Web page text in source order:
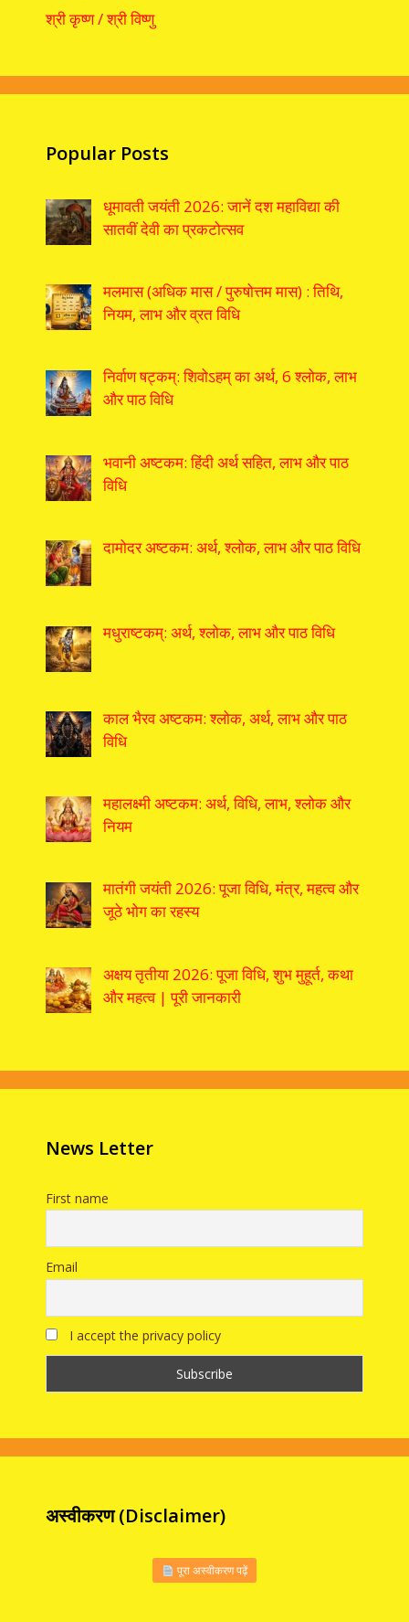
श्री कृष्ण / श्री विष्णु
Popular Posts
धूमावती जयंती 2026: जानें दश महाविद्या की
सातवीं देवी का प्रकटोत्सव
मलमास (अधिक मास / पुरुषोत्तम मास) : तिथि,
नियम, लाभ और व्रत विधि
निर्वाण षट्कम्: शिवोऽहम् का अर्थ, 6 श्लोक, लाभ
और पाठ विधि
भवानी अष्टकम: हिंदी अर्थ सहित, लाभ और पाठ
विधि
दामोदर अष्टकम: अर्थ, श्लोक, लाभ और पाठ विधि
मधुराष्टकम्: अर्थ, श्लोक, लाभ और पाठ विधि
काल भैरव अष्टकम: श्लोक, अर्थ, लाभ और पाठ
विधि
महालक्ष्मी अष्टकम: अर्थ, विधि, लाभ, श्लोक और
नियम
मातंगी जयंती 2026: पूजा विधि, मंत्र, महत्व और
जूठे भोग का रहस्य
अक्षय तृतीया 2026: पूजा विधि, शुभ मुहूर्त, कथा
और महत्व | पूरी जानकारी
News Letter
First name
Email
I accept the privacy policy
अस्वीकरण (Disclaimer)
पूरा अस्वीकरण पढ़ें